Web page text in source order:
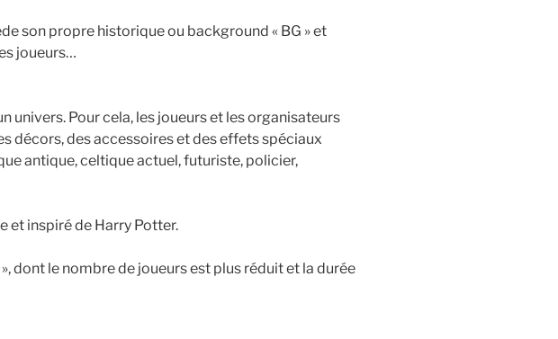
son propre historique ou background « BG » et
joueurs…
univers. Pour cela, les joueurs et les organisateurs
décors, des accessoires et des effets spéciaux
antique, celtique actuel, futuriste, policier,
et inspiré de Harry Potter.
dont le nombre de joueurs est plus réduit et la durée